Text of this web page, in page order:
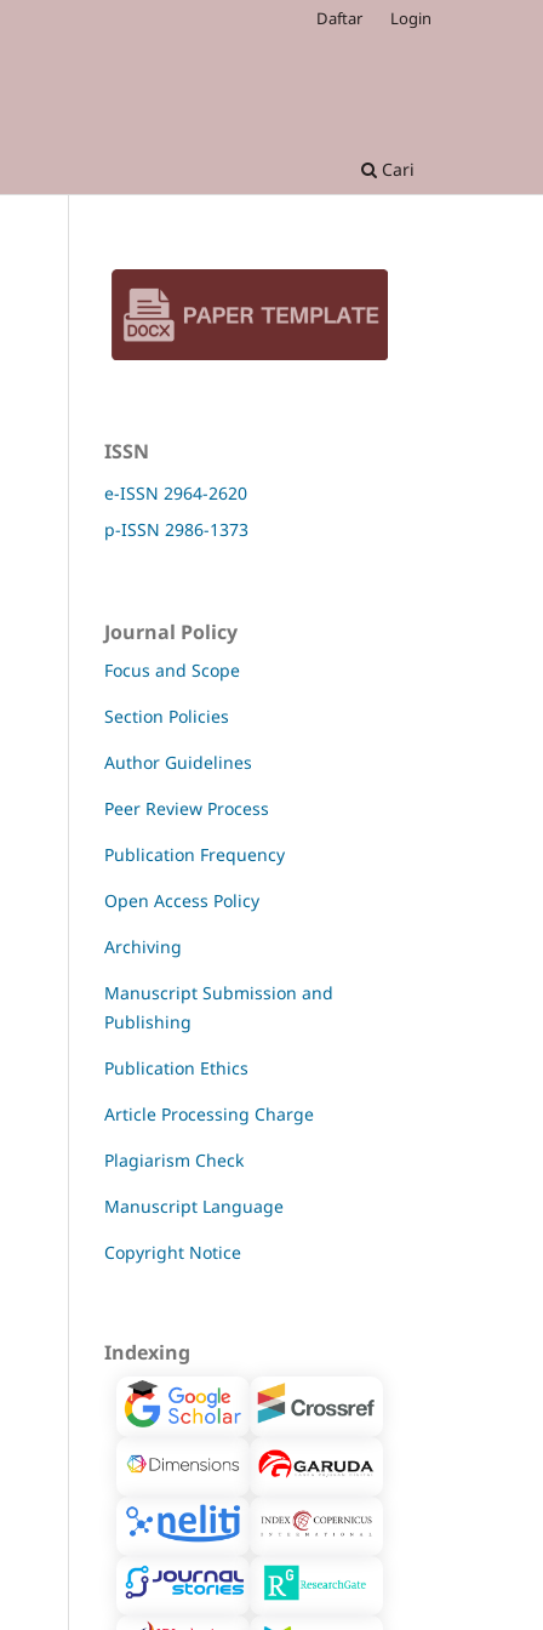
Cari
Daftar Login
ISSN
e-ISSN 2964-2620
p-ISSN 2986-1373
Journal Policy
Focus and Scope
Section Policies
Author Guidelines
Peer Review Process
Publication Frequency
Open Access Policy
Archiving
Manuscript Submission and
Publishing
Publication Ethics
Article Processing Charge
Plagiarism Check
Manuscript Language
Copyright Notice
Indexing